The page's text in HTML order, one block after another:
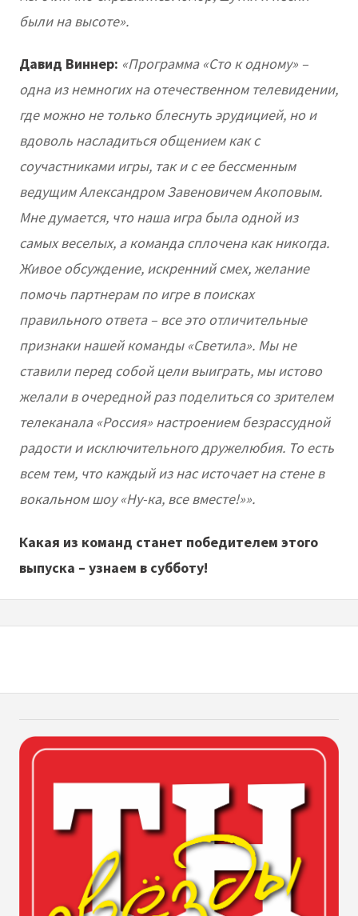
были на высоте».
Давид Виннер: «Программа «Сто к одному» –
одна из немногих на отечественном телевидении,
где можно не только блеснуть эрудицией, но и
вдоволь насладиться общением как с
соучастниками игры, так и с ее бессменным
ведущим Александром Завеновичем Акоповым.
Мне думается, что наша игра была одной из
самых веселых, а команда сплочена как никогда.
Живое обсуждение, искренний смех, желание
помочь партнерам по игре в поисках
правильного ответа – все это отличительные
признаки нашей команды «Светила». Мы не
ставили перед собой цели выиграть, мы истово
желали в очередной раз поделиться со зрителем
телеканала «Россия» настроением безрассудной
радости и исключительного дружелюбия. То есть
всем тем, что каждый из нас источает на стене в
вокальном шоу «Ну-ка, все вместе!»».
Какая из команд станет победителем этого
выпуска – узнаем в субботу!